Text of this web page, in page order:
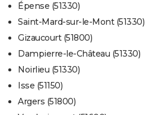
Épense (51330)
Saint-Mard-sur-le-Mont (51330)
Gizaucourt (51800)
Dampierre-le-Château (51330)
Noirlieu (51330)
Isse (51150)
Argers (51800)